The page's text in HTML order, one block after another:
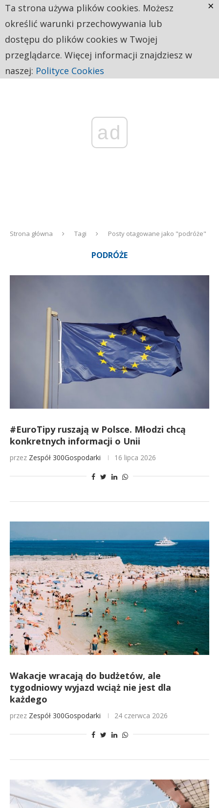
ad
Strona główna Tagi Posty otagowane jako "podróże"
PODRÓŻE
#EuroTipy ruszają w Polsce. Młodzi chcą
konkretnych informacji o Unii
przez Zespół 300Gospodarki 16 lipca 2026
Wakacje wracają do budżetów, ale
tygodniowy wyjazd wciąż nie jest dla
każdego
przez Zespół 300Gospodarki 24 czerwca 2026
Ta strona używa plików cookies. Możesz
określić warunki przechowywania lub
dostępu do plików cookies w Twojej
przeglądarce. Więcej informacji znajdziesz w
naszej: Polityce Cookies
×